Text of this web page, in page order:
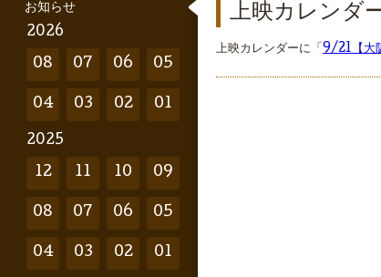
上映カレンダ
上映カレンダーに「 9/21【大
お知らせ
2026
08 07 06 05
04 03 02 01
2025
12 11 10 09
08 07 06 05
04 03 02 01